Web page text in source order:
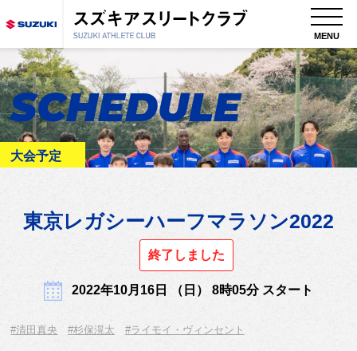
MENU
SCHEDULE
大会予定
東京レガシーハーフマラソン2022
終了しました
2022年10月16日 （日） 8時05分 スタート
#清田真央 #杉保滉太 #ライモイ・ヴィンセント